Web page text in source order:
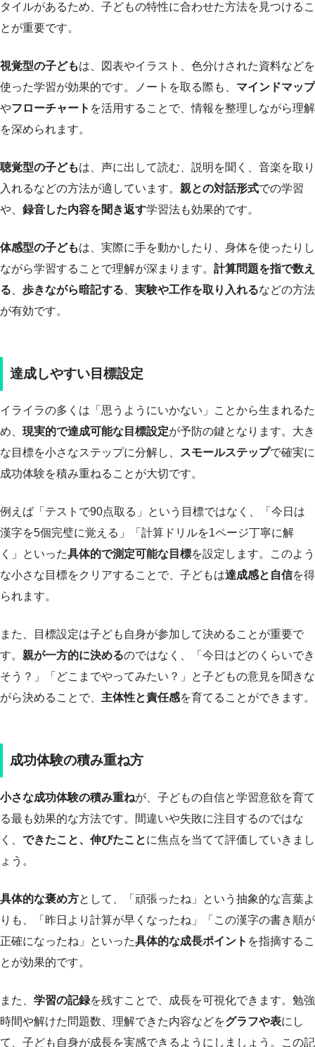
タイルがあるため、子どもの特性に合わせた方法を見つけるこ
とが重要です。
視覚型の子どもは、図表やイラスト、色分けされた資料などを
使った学習が効果的です。ノートを取る際も、 マインドマップ
やフローチャート を活用することで、情報を整理しながら理解
を深められます。
聴覚型の子どもは、声に出して読む、説明を聞く、音楽を取り
入れるなどの方法が適しています。 親との対話形式での学習
や、 録音した内容を聞き返す学習法も効果的です。
体感型の子どもは、実際に手を動かしたり、身体を使ったりし
ながら学習することで理解が深まります。 計算問題を指で数え
る
歩きながら暗記する 実験や工作を取り入れるなどの方法
が有効です。
達成しやすい目標設定
イライラの多くは「思うようにいかない」ことから生まれるた
め、 現実的で達成可能な目標設定が予防の鍵となります。大き
な目標を小さなステップに分解し、 スモールステップで確実に
成功体験を積み重ねることが大切です。
例えば「テストで90点取る」という目標ではなく、「今日は
漢字を5個完璧に覚える」「計算ドリルを1ページ丁寧に解
く」といった具体的で測定可能な目標を設定します。このよう
な小さな目標をクリアすることで、子どもは達成感と自信を得
られます。
また、目標設定は子ども自身が参加して決めることが重要で
す。 親が一方的に決めるのではなく、「今日はどのくらいでき
そう？」「どこまでやってみたい？」と子どもの意見を聞きな
がら決めることで、 主体性と責任感を育てることができます。
成功体験の積み重ね方
小さな成功体験の積み重ねが、子どもの自信と学習意欲を育て
る最も効果的な方法です。間違いや失敗に注目するのではな
く、 できたこと、伸びたことに焦点を当てて評価していきまし
ょう。
具体的な褒め方として、「頑張ったね」という抽象的な言葉よ
りも、「昨日より計算が早くなったね」「この漢字の書き順が
正確になったね」といった具体的な成長ポイント を指摘するこ
とが効果的です。
また、 学習の記録を残すことで、成長を可視化できます。勉強
時間や解けた問題数、理解できた内容などをグラフや表にし
て、子ども自身が成長を実感できるようにしましょう。この記